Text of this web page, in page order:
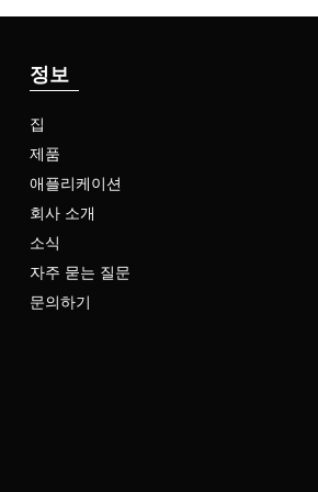
정보
집
제품
애플리케이션
회사 소개
소식
자주 묻는 질문
문의하기